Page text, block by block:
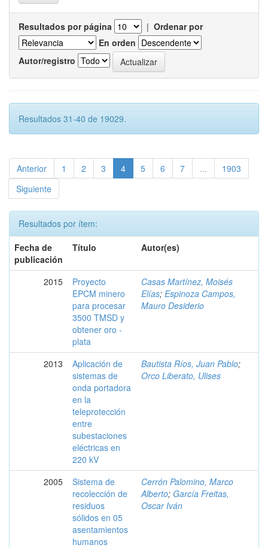
Resultados por página | Ordenar por
En orden
Autor/registro
Resultados 31-40 de 19029.
Anterior 1 2 3 4 5 6 7 ...
1903
Siguiente
Resultados por ítem:
Fecha de
publicación
Título Autor(es)
2015
Proyecto
EPCM minero
para procesar
3500 TMSD y
obtener oro -
plata
Casas Martínez, Moisés
Elías; Espinoza Campos,
Mauro Desiderio
2013
Aplicación de
sistemas de
onda portadora
en la
teleprotección
entre
subestaciones
eléctricas en
220 kV
Bautista Ríos, Juan Pablo;
Orco Liberato, Ulises
2005
Sistema de
recolección de
residuos
sólidos en 05
asentamientos
humanos
Cerrón Palomino, Marco
Alberto; García Freitas,
Oscar Iván